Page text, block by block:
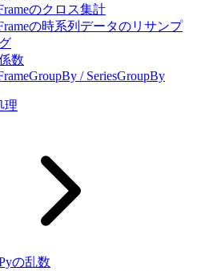
のクロス集計
の時系列データのリサンプ
数
/ SeriesGroupBy
理
の乱数